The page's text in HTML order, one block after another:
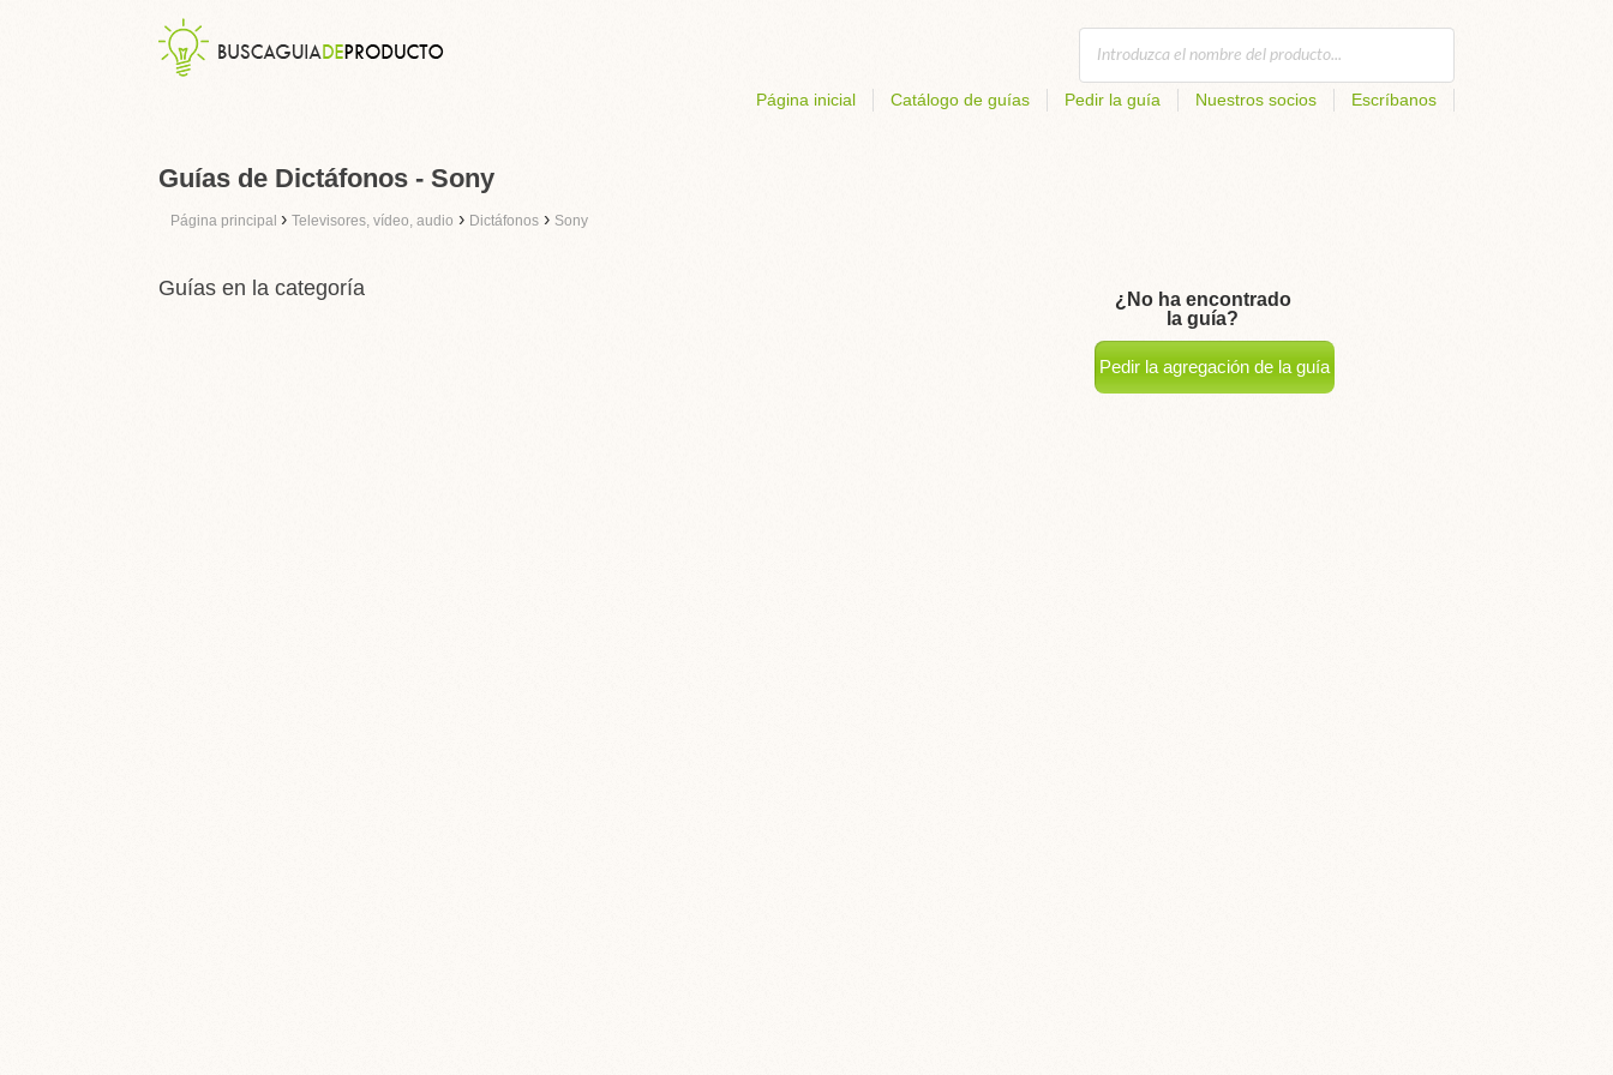
Página inicial Catálogo de guías Pedir la guía Nuestros socios Escríbanos
Guías de Dictáfonos - Sony
Página principal › Televisores, vídeo, audio › Dictáfonos › Sony
Guías en la categoría
¿No ha encontrado
la guía?
Pedir la agregación de la guía